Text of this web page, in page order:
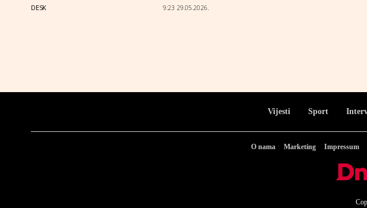
DESK 9:23 29.05.2026.
Vijesti Sport
O nama Marketing Impressum